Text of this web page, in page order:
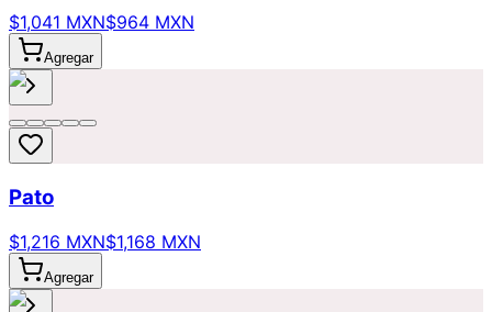
$1,041 MXN$964 MXN
Agregar
Pato
$1,216 MXN$1,168 MXN
Agregar